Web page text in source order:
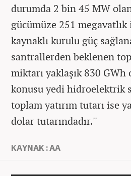
durumda 2 bin 45 MW
gücümüze 251
kaynaklı kurulu güç
santrallerden beklenen
miktarı yaklaşık 830 GWh
konusu yedi hidroelektrik
toplam yatırım tutarı ise
dolar tutarındadır.''
KAYNAK : AA